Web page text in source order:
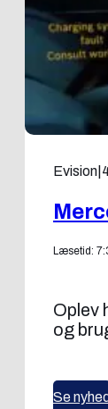
Evision
Læsetid:
Oplev
og
Se nyhed